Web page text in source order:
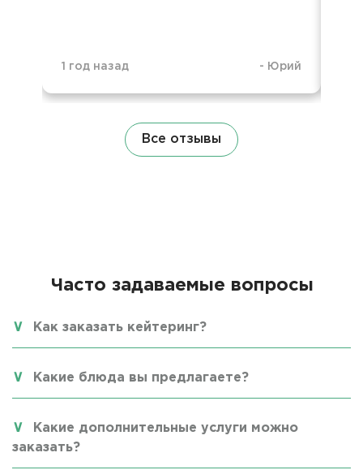
1 год назад - Юрий
Все отзывы
Часто задаваемые вопросы
Как заказать кейтеринг?
Какие блюда вы предлагаете?
Какие дополнительные услуги можно
заказать?